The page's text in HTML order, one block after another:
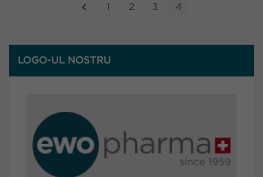
LOGO-UL NOSTRU
1 2 3 4